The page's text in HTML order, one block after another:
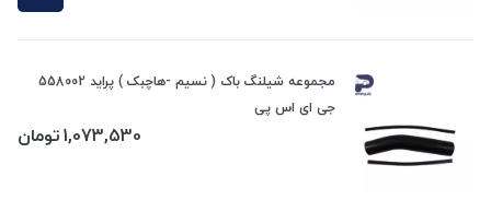
مجموعه شیلنگ باک ( نسیم -هاچبک ) پراید 558002
جی ای اس پی
1,073,530تومان